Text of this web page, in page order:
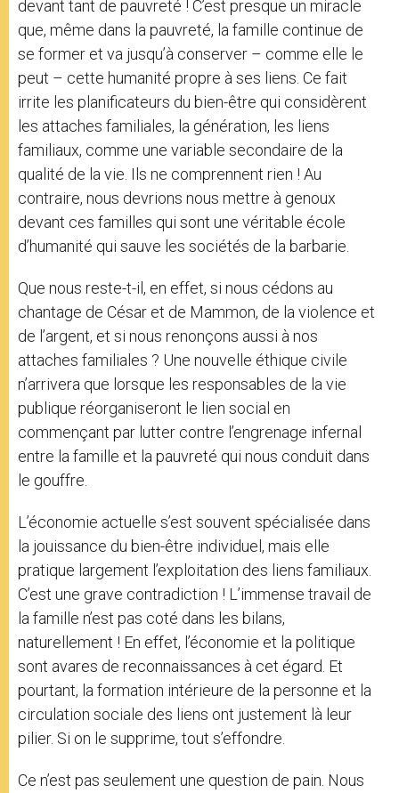
devant tant de pauvreté ! C’est presque un miracle
que, même dans la pauvreté, la famille continue de
se former et va jusqu’à conserver – comme elle le
peut – cette humanité propre à ses liens. Ce fait
irrite les planificateurs du bien-être qui considèrent
les attaches familiales, la génération, les liens
familiaux, comme une variable secondaire de la
qualité de la vie. Ils ne comprennent rien ! Au
contraire, nous devrions nous mettre à genoux
devant ces familles qui sont une véritable école
d’humanité qui sauve les sociétés de la barbarie.
Que nous reste-t-il, en effet, si nous cédons au
chantage de César et de Mammon, de la violence et
de l’argent, et si nous renonçons aussi à nos
attaches familiales ? Une nouvelle éthique civile
n’arrivera que lorsque les responsables de la vie
publique réorganiseront le lien social en
commençant par lutter contre l’engrenage infernal
entre la famille et la pauvreté qui nous conduit dans
le gouffre.
L’économie actuelle s’est souvent spécialisée dans
la jouissance du bien-être individuel, mais elle
pratique largement l’exploitation des liens familiaux.
C’est une grave contradiction ! L’immense travail de
la famille n’est pas coté dans les bilans,
naturellement ! En effet, l’économie et la politique
sont avares de reconnaissances à cet égard. Et
pourtant, la formation intérieure de la personne et la
circulation sociale des liens ont justement là leur
pilier. Si on le supprime, tout s’effondre.
Ce n’est pas seulement une question de pain. Nous